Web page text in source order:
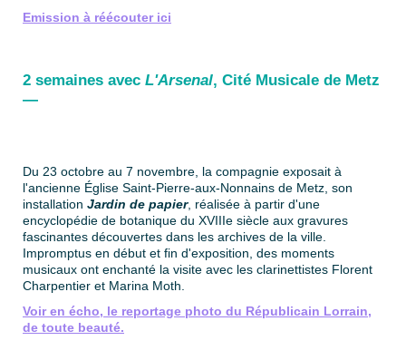
Emission à réécouter ici
2 semaines avec L'Arsenal, Cité Musicale de Metz
—
Du 23 octobre au 7 novembre, la compagnie exposait à
l'ancienne Église Saint-Pierre-aux-Nonnains de Metz, son
installation Jardin de papier, réalisée à partir d'une
encyclopédie de botanique du XVIIIe siècle aux gravures
fascinantes découvertes dans les archives de la ville.
Impromptus en début et fin d'exposition, des moments
musicaux ont enchanté la visite avec les clarinettistes Florent
Charpentier et Marina Moth.
Voir en écho, le reportage photo du Républicain Lorrain,
de toute beauté.